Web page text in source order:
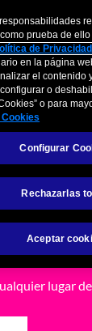
la
caso de
de género
lugar
prueba de
de Privacidad
en la página
el contenido
o
o para
Cookies
Configurar
Rechazarlas
Aceptar